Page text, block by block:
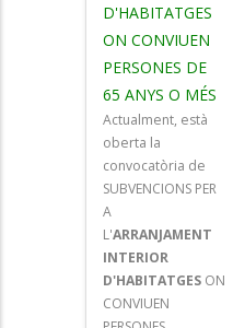
D'HABITATGES
ON CONVIUEN
PERSONES DE
65 ANYS O MÉS
Actualment, està
oberta la
convocatòria de
SUBVENCIONS PER
A
L'ARRANJAMENT
INTERIOR
D'HABITATGES ON
CONVIUEN